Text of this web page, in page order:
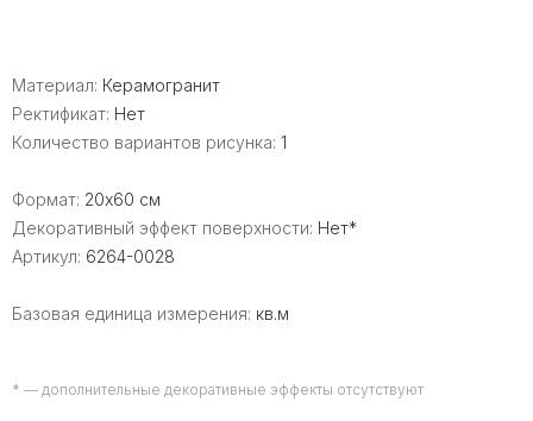
Материал: Керамогранит
Ректификат: Нет
Количество вариантов рисунка: 1
Формат: 20x60 см
Декоративный эффект поверхности: Нет*
Артикул: 6264-0028
Базовая единица измерения: кв.м
* — дополнительные декоративные эффекты отсутствуют